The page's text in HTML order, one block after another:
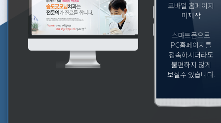
모바일 홈페이지
미제작
스마트폰으로
PC홈페이지를
접속하시더라도
불편하지 않게
보실수 있습니다.